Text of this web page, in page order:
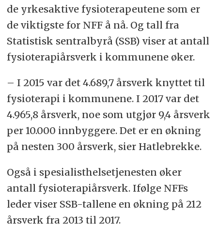
de yrkesaktive fysioterapeutene som er
de viktigste for NFF å nå. Og tall fra
Statistisk sentralbyrå (SSB) viser at antall
fysioterapiårsverk i kommunene øker.
– I 2015 var det 4.689,7 årsverk knyttet til
fysioterapi i kommunene. I 2017 var det
4.965,8 årsverk, noe som utgjør 9,4 årsverk
per 10.000 innbyggere. Det er en økning
på nesten 300 årsverk, sier Hatlebrekke.
Også i spesialisthelsetjenesten øker
antall fysioterapiårsverk. Ifølge NFFs
leder viser SSB-tallene en økning på 212
årsverk fra 2013 til 2017.